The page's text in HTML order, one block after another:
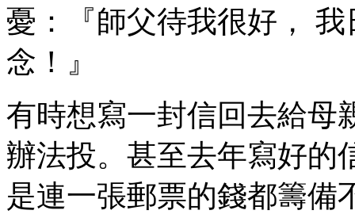
憂：『師父待我很好，
念！』
有時想寫一封信回去給母
辦法投。甚至去年寫好的
是連一張郵票的錢都籌備